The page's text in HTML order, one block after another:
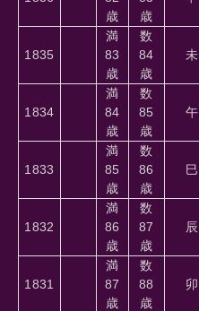
歳
歳
1835
満
83
歳
数
84
歳
未
1834
満
84
歳
数
85
歳
午
1833
満
85
歳
数
86
歳
巳
1832
満
86
歳
数
87
歳
辰
1831
満
87
歳
数
88
歳
卯